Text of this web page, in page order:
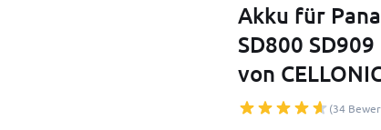
Akku für
SD800
von
(34